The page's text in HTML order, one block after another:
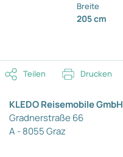
Breite
205 cm
Teilen Drucken
KLEDO Reisemobile GmbH
Gradnerstraße 66
A - 8055 Graz